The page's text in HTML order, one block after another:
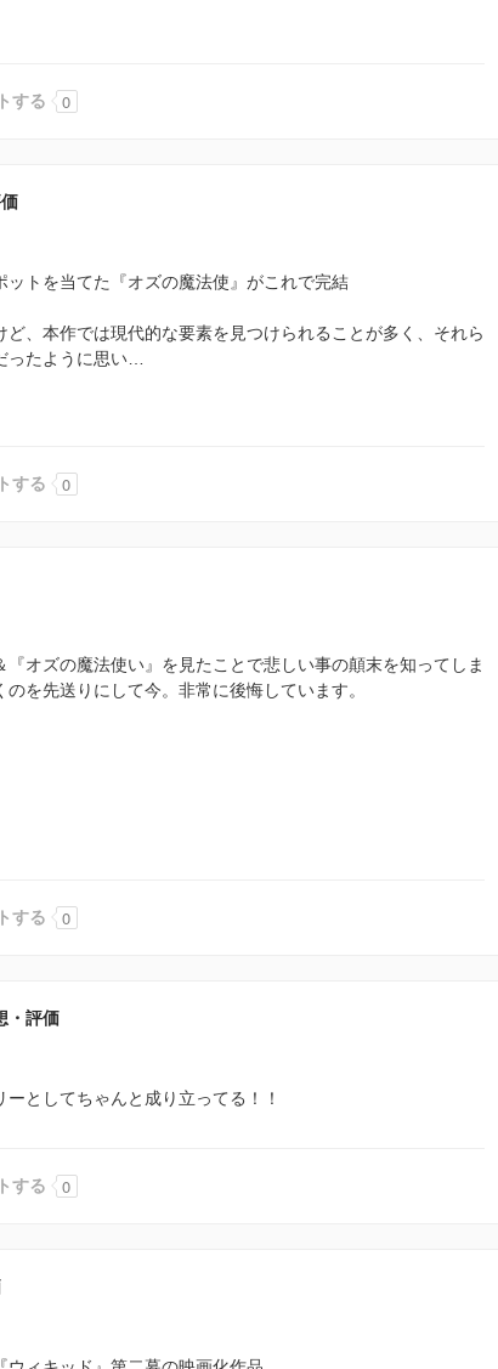
する 0
トを当てた『オズの魔法使』がこれで完結
、本作では現代的な要素を見つけられることが多く、それら
ったように思い…
する 0
オズの魔法使い』を見たことで悲しい事の顛末を知ってしま
を先送りにして今。非常に後悔しています。
する 0
・評価
としてちゃんと成り立ってる！！
する 0